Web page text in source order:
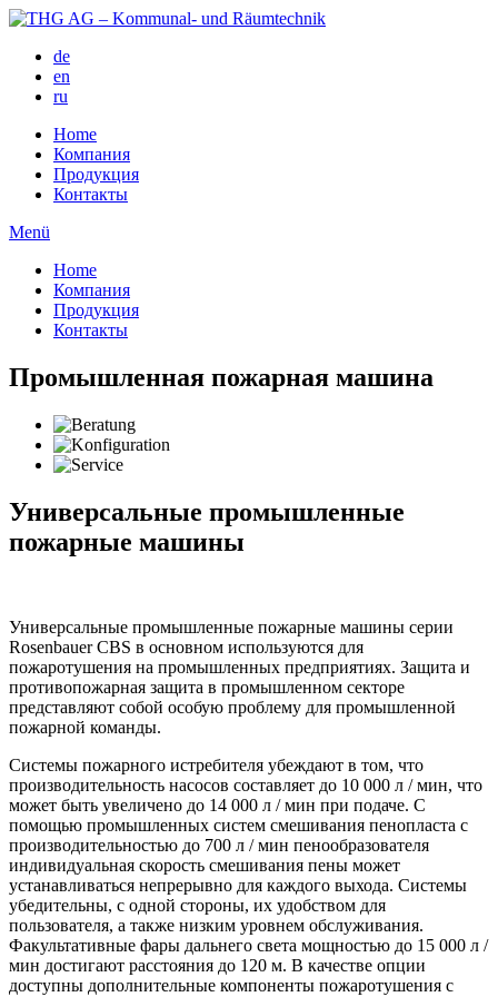
de
en
ru
Home
Компания
Продукция
Контакты
Menü
Home
Компания
Продукция
Контакты
Промышленная пожарная машина
Универсальные промышленные
пожарные машины
Универсальные промышленные пожарные машины серии
Rosenbauer CBS в основном используются для
пожаротушения на промышленных предприятиях. Защита и
противопожарная защита в промышленном секторе
представляют собой особую проблему для промышленной
пожарной команды.
Системы пожарного истребителя убеждают в том, что
производительность насосов составляет до 10 000 л / мин, что
может быть увеличено до 14 000 л / мин при подаче. С
помощью промышленных систем смешивания пенопласта с
производительностью до 700 л / мин пенообразователя
индивидуальная скорость смешивания пены может
устанавливаться непрерывно для каждого выхода. Системы
убедительны, с одной стороны, их удобством для
пользователя, а также низким уровнем обслуживания.
Факультативные фары дальнего света мощностью до 15 000 л /
мин достигают расстояния до 120 м. В качестве опции
доступны дополнительные компоненты пожаротушения с